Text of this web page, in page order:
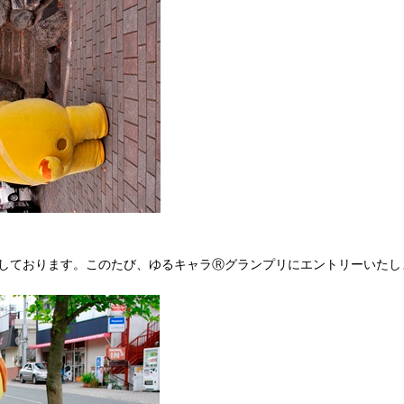
おります。このたび、ゆるキャラⓇグランプリにエントリーいたし